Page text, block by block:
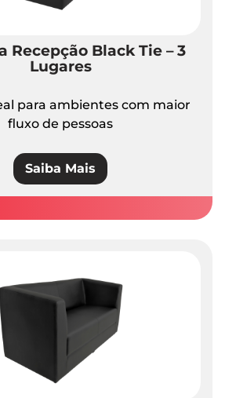
Recepção Black Tie – 3
Lugares
para ambientes com maior
fluxo de pessoas
Saiba Mais